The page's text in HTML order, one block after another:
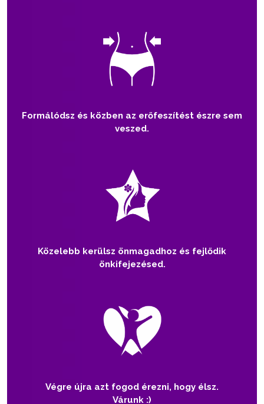
Formálódsz és közben az erőfeszítést észre sem
veszed.
Közelebb kerülsz önmagadhoz és fejlődik
önkifejezésed.
Végre újra azt fogod érezni, hogy élsz.
Várunk :)